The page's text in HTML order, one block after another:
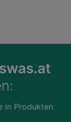
in Produkten